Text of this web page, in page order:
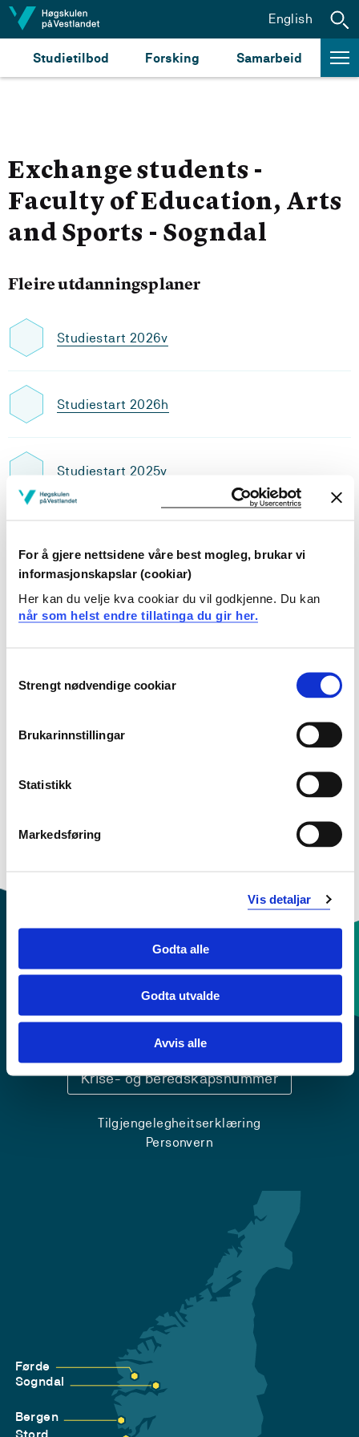
For å gjere nettsidene våre best mogleg, brukar vi
informasjonskapslar (cookiar)
Her kan du velje kva cookiar du vil godkjenne. Du kan
når som helst endre tillatinga du gir her.
Selection
Strengt nødvendige cookiar
Brukarinnstillingar
Statistikk
Markedsføring
Vis detaljar
Godta alle
Godta utvalde
Avvis alle
Hopp til innhald
Studietilbod Forsking Samarbeid
English
Exchange students -
Faculty of Education, Arts
and Sports - Sogndal
Fleire utdanningsplaner
Studiestart 2026v
Studiestart 2026h
Studiestart 2025v
Studiestart 2024v
Studiestart 2023h
Sentralbord: 55 58 58 00
Krise- og beredskapsnummer
Tilgjengelegheitserklæring
Personvern
Førde
Sogndal
Bergen